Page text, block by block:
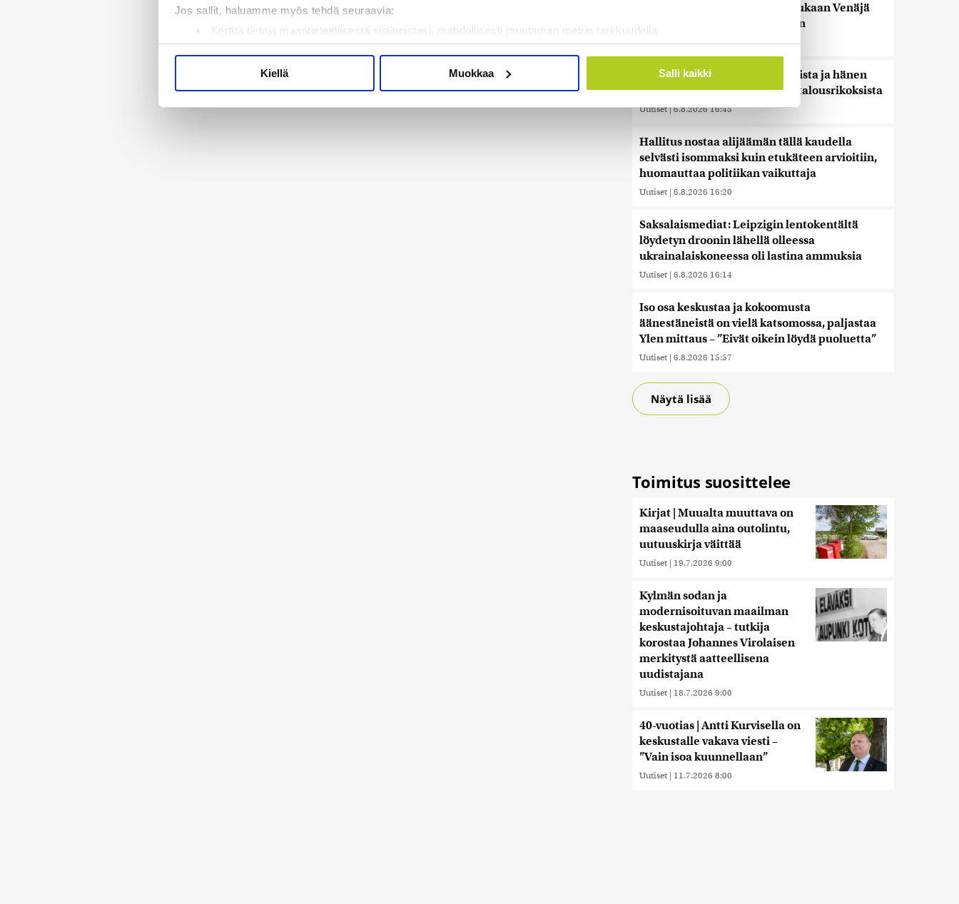
Jos sallit, haluamme myös tehdä seuraavia:
Kerätä tietoja maantieteellisestä sijainnistasi, mahdollisesti muutaman metrin tarkkuudella
Tunnistaa laitteesi skannaamalla sen ominaispiirteitä aktiivisesti (sormenjäljen muodostaminen)
Lue lisää siitä, miten henkilötietojasi käsitellään ja miten voit määrittää asetuksesi
. Voit muuttaa
ja kävijämäärämme analysoimiseen. Lisäksi jaamme sosiaalisen median, mainosalan ja analytiikka-alan
kumppaneillemme tietoja siitä, miten käytät sivustoamme. Kumppanimme voivat yhdistää näitä tietoja muihin tietoihin, joita
olet antanut heille tai joita on kerätty, kun olet käyttänyt heidän palvelujaan. Tietoja saatetaan myös siirtää ulkomaille.
Kiellä Muokkaa Salli kaikki
Liettuan sotilastiedustelun mukaan Venäjä
harkitsee hyökkäyksiä Baltiaan
Uutiset | 6.8.2026 17:12
Ex-kansanedustaja Ano Turtiaista ja hänen
vaimoaan syytetään törkeistä talousrikoksista
Uutiset | 6.8.2026 16:45
Hallitus nostaa alijäämän tällä kaudella
selvästi isommaksi kuin etukäteen arvioitiin,
huomauttaa politiikan vaikuttaja
Uutiset | 6.8.2026 16:20
Saksalaismediat: Leipzigin lentokentältä
löydetyn droonin lähellä olleessa
ukrainalaiskoneessa oli lastina ammuksia
Uutiset | 6.8.2026 16:14
Iso osa keskustaa ja kokoomusta
äänestäneistä on vielä katsomossa, paljastaa
Ylen mittaus – ”Eivät oikein löydä puoluetta”
Uutiset | 6.8.2026 15:57
Näytä lisää
Toimitus suosittelee
Kirjat | Muualta muuttava on
maaseudulla aina outolintu,
uutuuskirja väittää
Uutiset | 19.7.2026 9:00
Kylmän sodan ja
modernisoituvan maailman
keskustajohtaja – tutkija
korostaa Johannes Virolaisen
merkitystä aatteellisena
uudistajana
Uutiset | 18.7.2026 9:00
40-vuotias | Antti Kurvisella on
keskustalle vakava viesti –
”Vain isoa kuunnellaan”
Uutiset | 11.7.2026 8:00